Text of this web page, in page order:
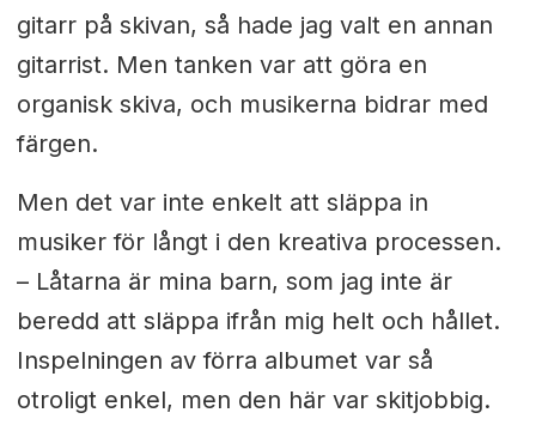
gitarr på skivan, så hade jag valt en annan
gitarrist. Men tanken var att göra en
organisk skiva, och musikerna bidrar med
färgen.
Men det var inte enkelt att släppa in
musiker för långt i den kreativa processen.
– Låtarna är mina barn, som jag inte är
beredd att släppa ifrån mig helt och hållet.
Inspelningen av förra albumet var så
otroligt enkel, men den här var skitjobbig.